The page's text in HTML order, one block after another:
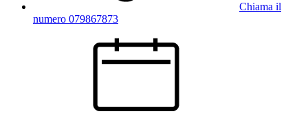
Chiama il
numero 079867873